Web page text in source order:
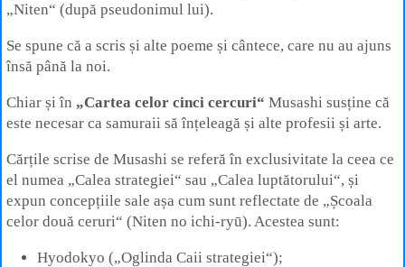
„Niten“ (după pseudonimul lui).
Se spune că a scris și alte poeme și cântece, care nu au ajuns
însă până la noi.
Chiar și în „Cartea celor cinci cercuri“ Musashi susține că
este necesar ca samuraii să înțeleagă și alte profesii și arte.
Cărțile scrise de Musashi se referă în exclusivitate la ceea ce
el numea „Calea strategiei“ sau „Calea luptătorului“, și
expun concepțiile sale așa cum sunt reflectate de „Școala
celor două ceruri“ (Niten no ichi-ryū). Acestea sunt:
Hyodokyo („Oglinda Caii strategiei“);